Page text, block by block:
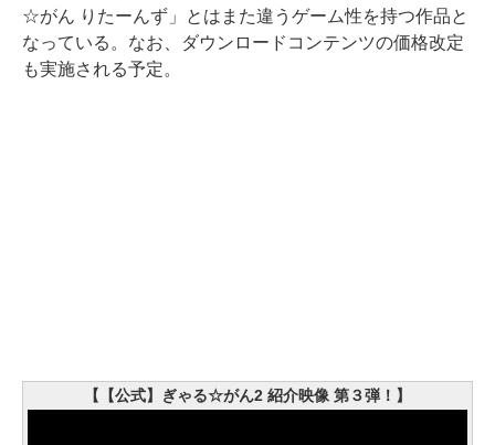
☆がん りたーんず」とはまた違うゲーム性を持つ作品と
なっている。なお、ダウンロードコンテンツの価格改定
も実施される予定。
【【公式】ぎゃる☆がん2 紹介映像 第３弾！】